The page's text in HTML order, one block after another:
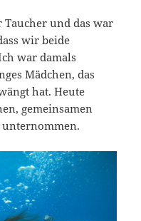
Taucher und das war
wir beide
war damals
Mädchen, das
hat. Heute
gemeinsamen